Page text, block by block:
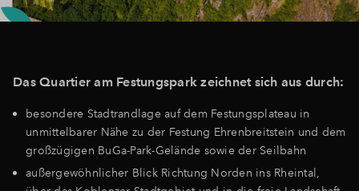
Das Quartier am Festungspark zeichnet sich aus durch:
besondere Stadtrandlage auf dem Festungsplateau in
unmittelbarer Nähe zu der Festung Ehrenbreitstein und dem
großzügigen BuGa-Park-Gelände sowie der Seilbahn
außergewöhnlicher Blick Richtung Norden ins Rheintal,